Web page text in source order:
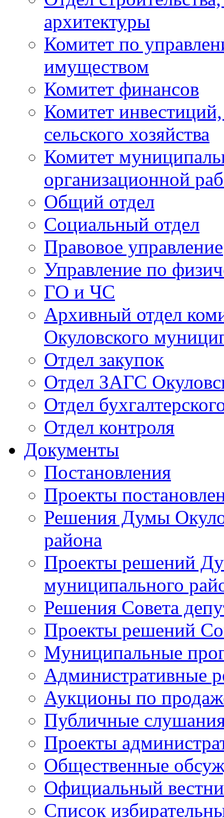
архитектуры
Комитет по
имуществом
Комитет финансов
Комитет
сельского хозяйства
Комитет
организационной
Общий отдел
Социальный отдел
Правовое управление
Управление по
ГО и ЧС
Архивный отдел
Окуловского
Отдел закупок
Отдел ЗАГС
Отдел
Отдел контроля
Документы
Постановления
Проекты
Решения Думы
района
Проекты решений
муниципального
Решения Совета
Проекты решений
Муниципальные
Административные
Аукционы по
Публичные
Проекты
Общественные
Официальный
Список